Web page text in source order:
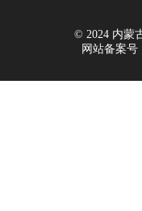
© 2024 内蒙
网站备案号